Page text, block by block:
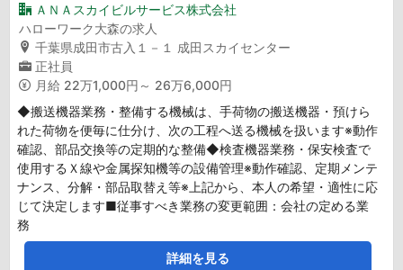
ＡＮＡスカイビルサービス株式会社
ハローワーク大森の求人
千葉県成田市古入１－１ 成田スカイセンター
正社員
月給 22万1,000円～ 26万6,000円
◆搬送機器業務・整備する機械は、手荷物の搬送機器・預けら
れた荷物を便毎に仕分け、次の工程へ送る機械を扱います※動作
確認、部品交換等の定期的な整備◆検査機器業務・保安検査で
使用するＸ線や金属探知機等の設備管理※動作確認、定期メンテ
ナンス、分解・部品取替え等※上記から、本人の希望・適性に応
じて決定します■従事すべき業務の変更範囲：会社の定める業
務
詳細を見る